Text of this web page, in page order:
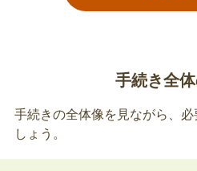
保険料額の変更に関するお手
する郵便物を送付する場合が
をされていた方、施設に入居
付した郵便物が返戻になるお
手続き全
手続きの全体像を見ながら、
しょう。